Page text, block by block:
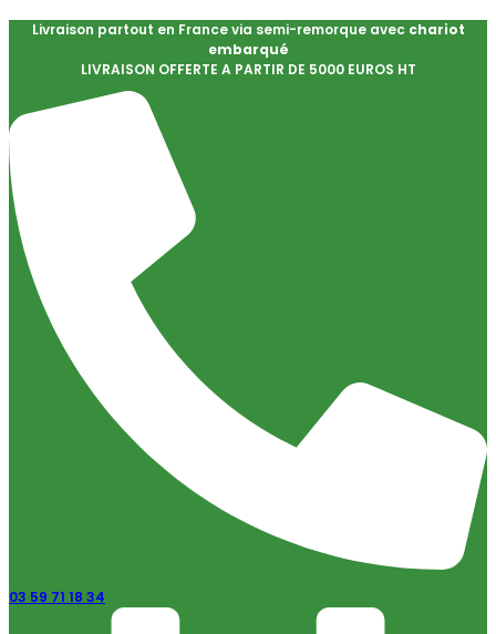
Livraison partout en France via semi-remorque avec chariot
embarqué
LIVRAISON OFFERTE A PARTIR DE 5000 EUROS HT
03 59 71 18 34